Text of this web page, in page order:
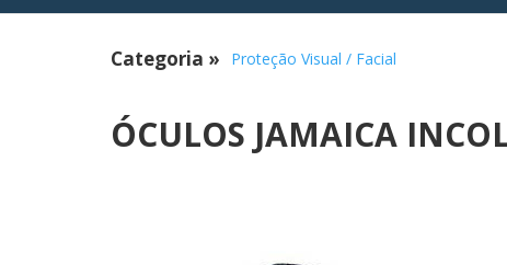
Categoria » Proteção Visual / Facial
ÓCULOS JAMAICA